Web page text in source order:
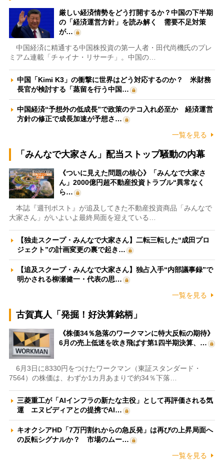
厳しい経済情勢をどう打開するか？中国の下半期
の「経済運営方針」を読み解く 需要不足対策
が…
中国経済に精通する中国株投資の第一人者・田代尚機氏のプレ
ミアム連載「チャイナ・リサーチ」。中国の…
中国「Kimi K3」の衝撃に世界はどう対応するのか？ 米財務
長官が検討する「蒸留を行う中国…
中国経済“予想外の低成長”で政策のテコ入れ必至か 経済運営
方針の修正で成長加速が予想さ…
一覧を見る
「みんなで大家さん」配当ストップ騒動の内幕
《ついに見えた問題の核心》「みんなで大家さ
ん」2000億円超不動産投資トラブル“異常なく
ら…
本誌『週刊ポスト』が追及してきた不動産投資商品「みんなで
大家さん」がいよいよ最終局面を迎えている…
【独走スクープ・みんなで大家さん】二転三転した“成田プロ
ジェクト”の計画変更の裏で起き…
【追及スクープ・みんなで大家さん】独占入手“内部議事録”で
明かされる柳瀬健一・代表の思…
一覧を見る
古賀真人「発掘！好決算銘柄」
《株価34％急落のワークマンに特大反転の期待》
6月の売上低迷を吹き飛ばす第1四半期決算、…
6月3日に8330円をつけたワークマン（東証スタンダード・
7564）の株価は、わずか1カ月あまりで約34％下落…
三菱重工が「AIインフラの新たな主役」として再評価される気
運 エヌビディアとの提携でAI…
キオクシアHD「7万円割れからの急反発」は再びの上昇局面へ
の反転シグナルか？ 市場のムー…
一覧を見る